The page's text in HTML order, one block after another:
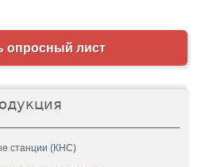
опросный лист
станции (КНС)